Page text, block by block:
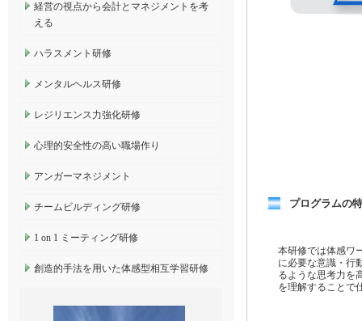
プログラムの
本研修では体感ワ
に必要な意識・行
るような思考力を
を理解することで
経営の視点から会計とマネジメントを考
える
ハラスメント研修
メンタルヘルス研修
レジリエンス力強化研修
心理的安全性の高い職場作り
アンガーマネジメント
チームビルディング研修
1 on 1 ミーティング研修
創造的手法を用いた体感型相互学習研修